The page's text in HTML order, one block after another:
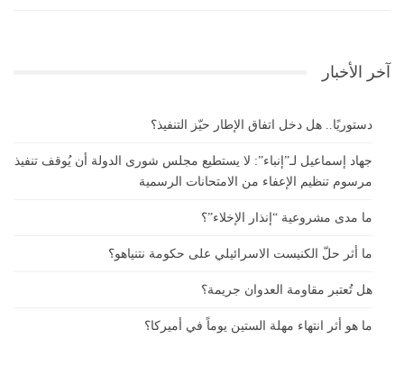
آخر الأخبار
دستوريًا.. هل دخل اتفاق الإطار حيّز التنفيذ؟
جهاد إسماعيل لـ”إنباء”: لا يستطيع مجلس شورى الدولة أن يُوقف تنفيذ
مرسوم تنظيم الإعفاء من الامتحانات الرسمية
ما مدى مشروعية “إنذار الإخلاء”؟
ما أثر حلّ الكنيست الاسرائيلي على حكومة نتنياهو؟
هل تُعتبر مقاومة العدوان جريمة؟
ما هو أثر انتهاء مهلة الستين يوماً في أميركا؟